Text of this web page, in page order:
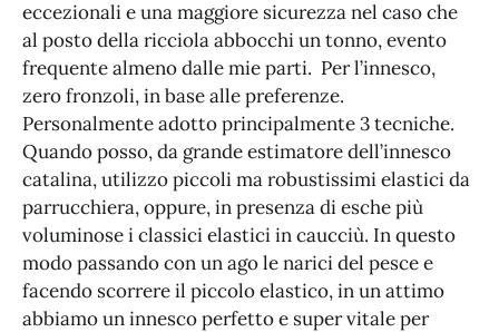
eccezionali e una maggiore sicurezza nel caso che
al posto della ricciola abbocchi un tonno, evento
frequente almeno dalle mie parti. Per l’innesco,
zero fronzoli, in base alle preferenze.
Personalmente adotto principalmente 3 tecniche.
Quando posso, da grande estimatore dell’innesco
catalina, utilizzo piccoli ma robustissimi elastici da
parrucchiera, oppure, in presenza di esche più
voluminose i classici elastici in caucciù. In questo
modo passando con un ago le narici del pesce e
facendo scorrere il piccolo elastico, in un attimo
abbiamo un innesco perfetto e super vitale per